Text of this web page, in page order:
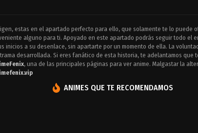
estas en el apartado perfecto para ello, que solamente te lo puede
alguno para ti. Apoyado en este apartado podrás seguir todo el
inicios a su desenlace, sin apartarte por un momento de ella. La
desarrollada. Si eres fanático de esta historia, te adelantamos que
, una de las principales páginas para ver anime. Malgastar la
ANIMES QUE TE RECOMENDAMOS